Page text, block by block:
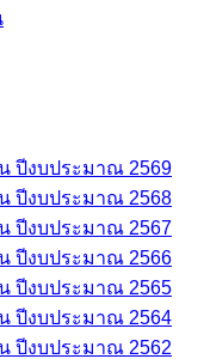
น ปีงบประมาณ 2569
น ปีงบประมาณ 2568
น ปีงบประมาณ 2567
น ปีงบประมาณ 2566
น ปีงบประมาณ 2565
น ปีงบประมาณ 2564
น ปีงบประมาณ 2562